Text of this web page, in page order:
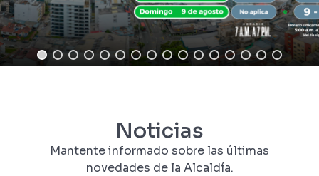
Noticias
Mantente informado sobre las últimas
novedades de la Alcaldía.